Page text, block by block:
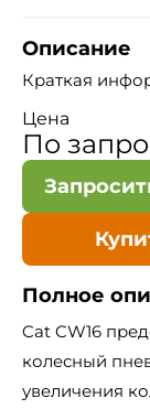
Описание
Краткая
Цена
По
Полное
Cat CW16
колесный
увеличения